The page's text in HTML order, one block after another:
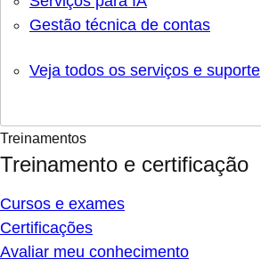
Gestão técnica de contas
Veja todos os serviços e suporte
Treinamentos
Treinamento e certificação
Cursos e exames
Certificações
Avaliar meu conhecimento